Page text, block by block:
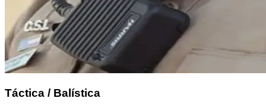
Táctica / Balística